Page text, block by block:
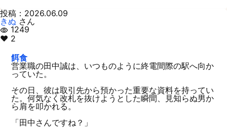
投稿：2026.06.09
きぬ さん
visibility 1249
♥ 2
餌食
営業職の田中誠は、いつものように終電間際の駅へ向か
っていた。
その日、彼は取引先から預かった重要な資料を持ってい
た。何気なく改札を抜けようとした瞬間、見知らぬ男か
ら肩を叩かれる。
「田中さんですね？」